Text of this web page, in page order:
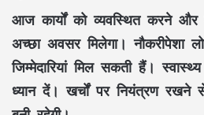
आज कार्यों को व्यवस्थित करने
अच्छा अवसर मिलेगा। नौकरीपेशा
जिम्मेदारियां मिल सकती हैं।
ध्यान दें। खर्चों पर नियंत्रण रखने